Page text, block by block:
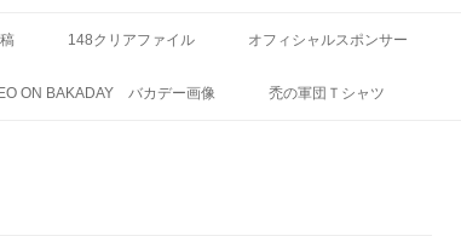
148クリアファイル オフィシャルスポンサー
ON BAKADAY バカデー画像 禿の軍団Ｔシャツ